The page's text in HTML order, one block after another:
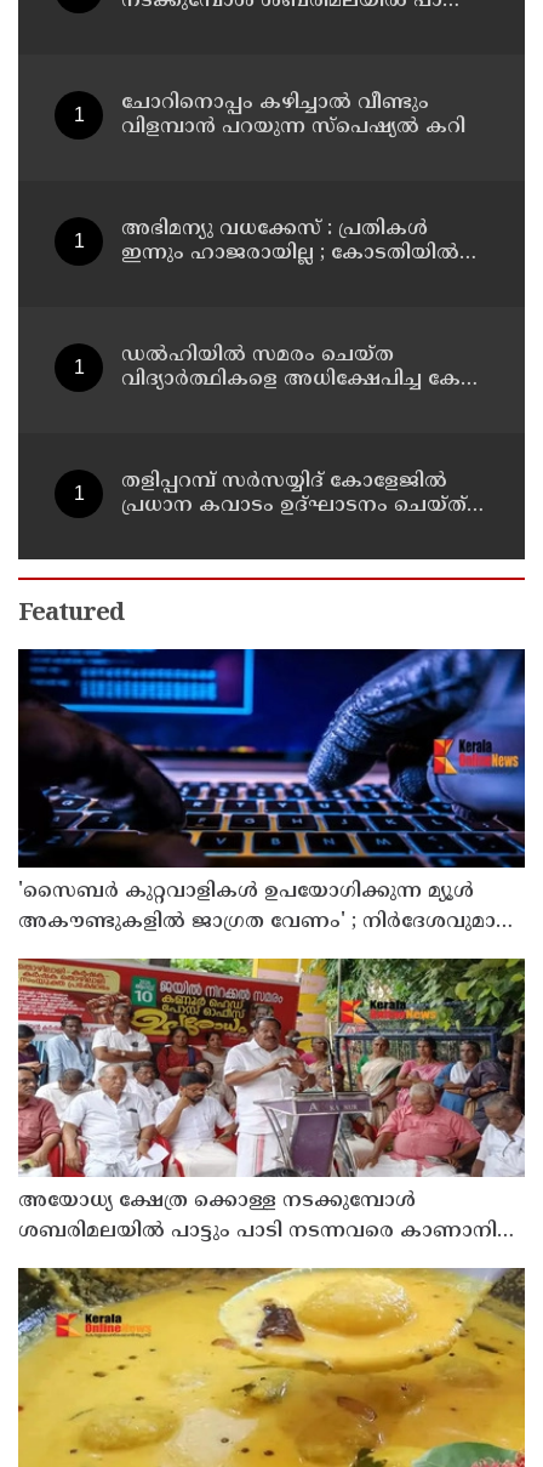
ചോറിനൊപ്പം കഴിച്ചാൽ വീണ്ടും
വിളമ്പാൻ പറയുന്ന സ്പെഷ്യൽ കറി
അഭിമന്യു വധക്കേസ് : പ്രതികൾ
ഇന്നും ഹാജരായില്ല ; കോടതിയിൽ
ഡൽഹിയിൽ സമരം ചെയ്ത
വിദ്യാർത്ഥികളെ അധിക്ഷേപിച്ച കേസ്
തളിപ്പറമ്പ് സർസയ്യിദ് കോളേജിൽ
പ്രധാന കവാടം ഉദ്ഘാടനം ചെയ്ത്
മന്ത്രിയുമായ പി കെ കുഞ്ഞാലിക്കുട്ടി
Featured
'സൈബര്‍ കുറ്റവാളികള്‍ ഉപയോഗിക്കുന്ന മ്യൂള്‍
അകൗണ്ടുകളില്‍ ജാഗ്രത വേണം' ; നിര്‍ദേശവുമായി
പൊലീസ്
അയോധ്യ ക്ഷേത്ര ക്കൊള്ള നടക്കുമ്പോൾ
ശബരിമലയിൽ പാട്ടും പാടി നടന്നവരെ കാണാനില്ല ;
ഇ.പി.ജയരാജൻ